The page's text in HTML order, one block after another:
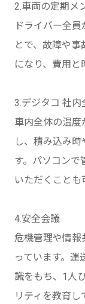
2.車両の定期メ
ドライバー全
とで、故障や
になり、費用と
3.デジタコ 社
車内全体の温
し、積み込み
す。パソコンで
いただくことも
4.安全会議
危機管理や情報
っています。運
識をもち、1人
リティを教育し